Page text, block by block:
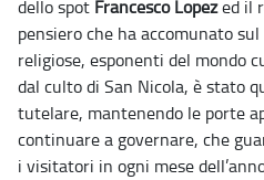
dello spot Francesco Lopezed il
pensiero che ha accomunato
religiose, esponenti del mondo
dal culto di San Nicola, è stato
tutelare, mantenendo le porte
continuare a governare, che
i visitatori in ogni mese